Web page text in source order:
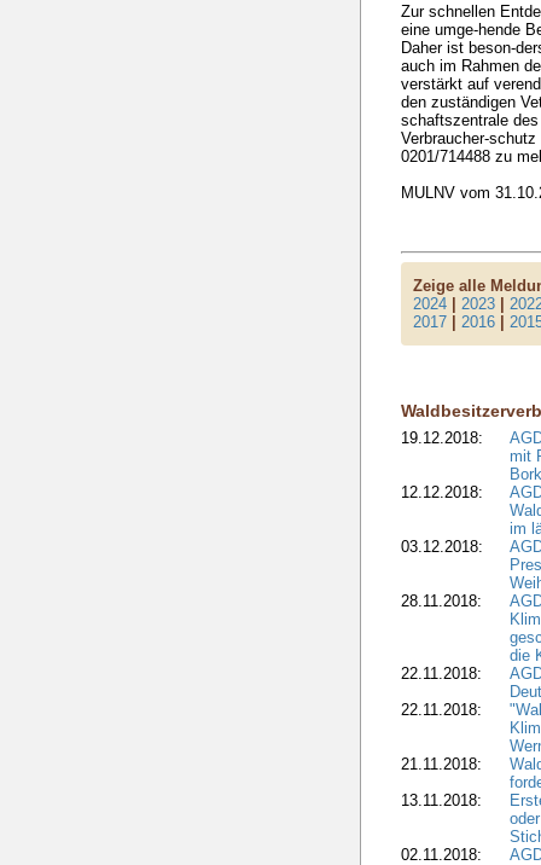
Zur schnellen
eine umge-hende
Daher ist beson-
auch im Rahmen
verstärkt auf
den zuständigen
schaftszentrale
Verbraucher-
0201/714488 zu
MULNV vom
Zeige alle
2024 |2023 |
2017 |2016 |
19.12.2018:
mit
12.12.2018:
im
03.12.2018:
28.11.2018:
die
22.11.2018:
22.11.2018:
21.11.2018:
13.11.2018:
02.11.2018: